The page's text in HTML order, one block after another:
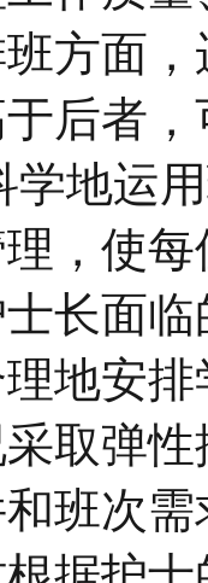
方面
后者
学地运
，使
长面
地安
取弹
班次